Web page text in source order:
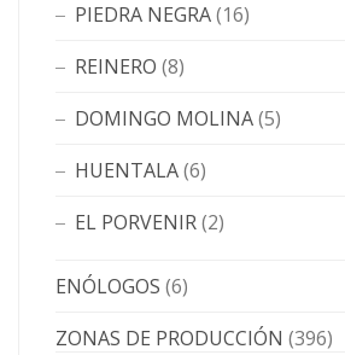
PIEDRA NEGRA(16)
REINERO (8)
DOMINGO MOLINA(5)
HUENTALA(6)
EL PORVENIR(2)
ENÓLOGOS (6)
ZONAS DE PRODUCCIÓN (396)